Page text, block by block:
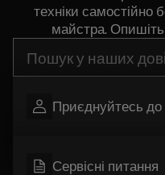
техніки самостійно
майстра.
Приєднуйтесь до
Сервісні питання